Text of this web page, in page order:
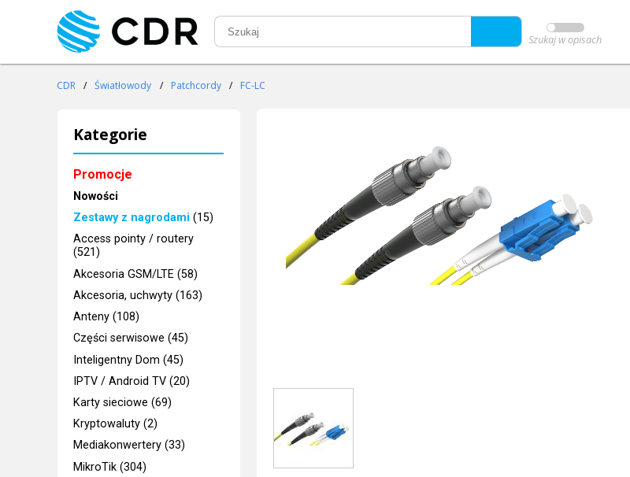
Szukaj w opisach
CDR / Światłowody / Patchcordy / FC-LC
Kategorie
Promocje
Nowości
Zestawy z nagrodami (15)
Access pointy / routery
(521)
Akcesoria GSM/LTE (58)
Akcesoria, uchwyty (163)
Anteny (108)
Części serwisowe (45)
Inteligentny Dom (45)
IPTV / Android TV (20)
Karty sieciowe (69)
Kryptowaluty (2)
Mediakonwertery (33)
MikroTik (304)